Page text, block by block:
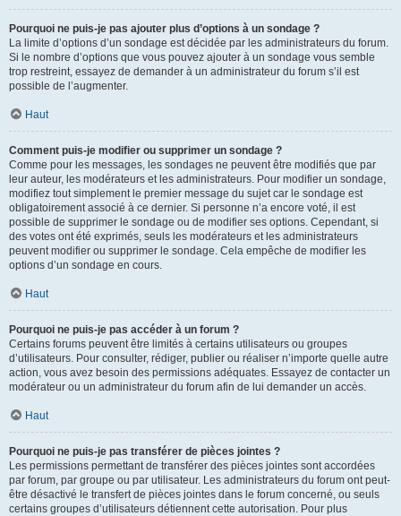
Pourquoi ne puis-je pas ajouter plus d’options à un sondage ?
La limite d’options d’un sondage est décidée par les administrateurs du forum.
Si le nombre d’options que vous pouvez ajouter à un sondage vous semble
trop restreint, essayez de demander à un administrateur du forum s’il est
possible de l’augmenter.
Haut
Comment puis-je modifier ou supprimer un sondage ?
Comme pour les messages, les sondages ne peuvent être modifiés que par
leur auteur, les modérateurs et les administrateurs. Pour modifier un sondage,
modifiez tout simplement le premier message du sujet car le sondage est
obligatoirement associé à ce dernier. Si personne n’a encore voté, il est
possible de supprimer le sondage ou de modifier ses options. Cependant, si
des votes ont été exprimés, seuls les modérateurs et les administrateurs
peuvent modifier ou supprimer le sondage. Cela empêche de modifier les
options d’un sondage en cours.
Haut
Pourquoi ne puis-je pas accéder à un forum ?
Certains forums peuvent être limités à certains utilisateurs ou groupes
d’utilisateurs. Pour consulter, rédiger, publier ou réaliser n’importe quelle autre
action, vous avez besoin des permissions adéquates. Essayez de contacter un
modérateur ou un administrateur du forum afin de lui demander un accès.
Haut
Pourquoi ne puis-je pas transférer de pièces jointes ?
Les permissions permettant de transférer des pièces jointes sont accordées
par forum, par groupe ou par utilisateur. Les administrateurs du forum ont peut-
être désactivé le transfert de pièces jointes dans le forum concerné, ou seuls
certains groupes d’utilisateurs détiennent cette autorisation. Pour plus